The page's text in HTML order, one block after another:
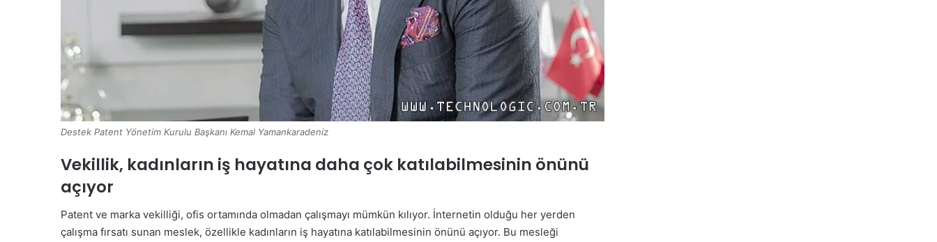
Destek Patent Yönetim Kurulu Başkanı Kemal Yamankaradeniz
Vekillik, kadınların iş hayatına daha çok katılabilmesinin önünü
açıyor
Patent ve marka vekilliği, ofis ortamında olmadan çalışmayı mümkün kılıyor. İnternetin olduğu her yerden
çalışma fırsatı sunan meslek, özellikle kadınların iş hayatına katılabilmesinin önünü açıyor. Bu mesleği